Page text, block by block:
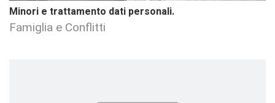
Minori e trattamento dati personali.
Famiglia e Conflitti